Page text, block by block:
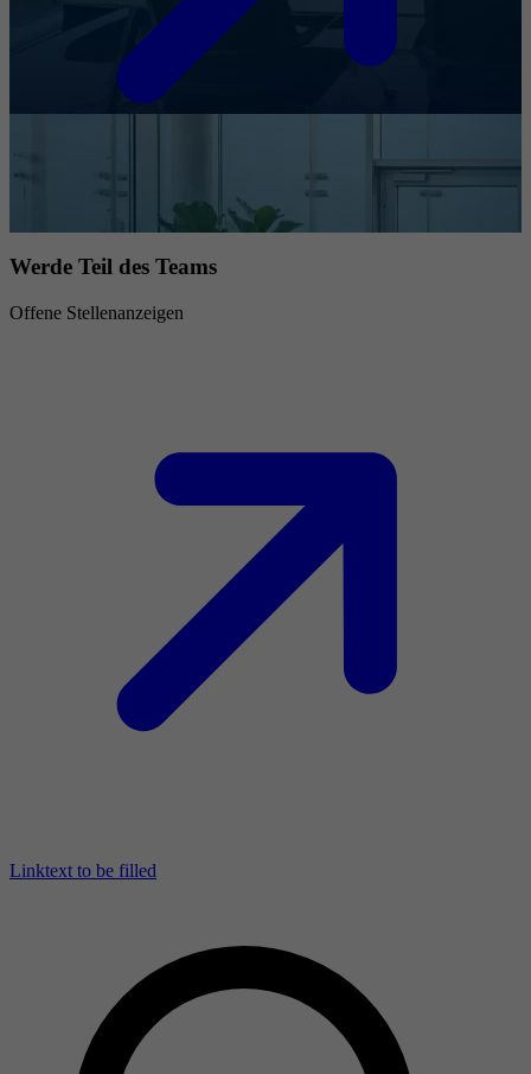
Werde Teil des Teams
Offene Stellenanzeigen
Linktext to be filled